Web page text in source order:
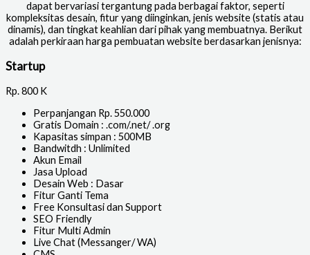
dapat bervariasi tergantung pada berbagai faktor, seperti
kompleksitas desain, fitur yang diinginkan, jenis website (statis atau
dinamis), dan tingkat keahlian dari pihak yang membuatnya. Berikut
adalah perkiraan harga pembuatan website berdasarkan jenisnya:
Startup
Rp.800 K
Perpanjangan Rp. 550.000
Gratis Domain : .com/.net/ .org
Kapasitas simpan : 500MB
Bandwitdh : Unlimited
Akun Email
Jasa Upload
Desain Web : Dasar
Fitur Ganti Tema
Free Konsultasi dan Support
SEO Friendly
Fitur Multi Admin
Live Chat (Messanger/ WA)